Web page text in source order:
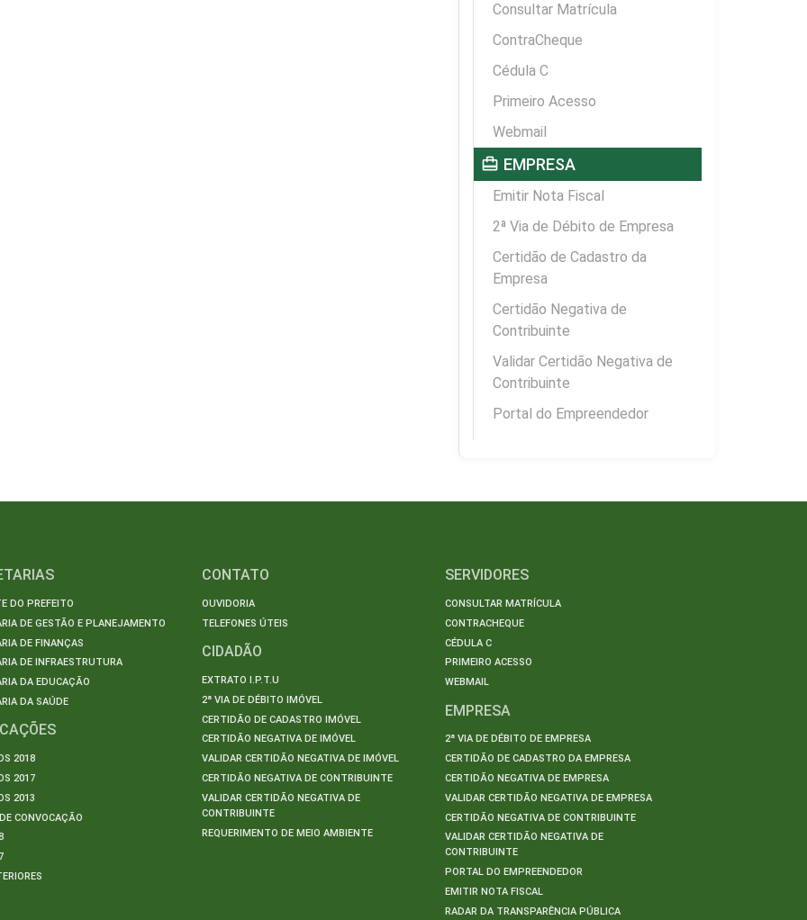
Consultar Matrícula
ContraCheque
Cédula C
Primeiro Acesso
Webmail
card_travel EMPRESA
Emitir Nota Fiscal
2ª Via de Débito de Empresa
Certidão de Cadastro da
Empresa
Certidão Negativa de
Contribuinte
Validar Certidão Negativa de
Contribuinte
Portal do Empreendedor
DO PREFEITO
DE GESTÃO E PLANEJAMENTO
DE FINANÇAS
DE INFRAESTRUTURA
DA EDUCAÇÃO
DA SAÚDE
2018
2017
2013
CONVOCAÇÃO
CONTATO
OUVIDORIA
TELEFONES ÚTEIS
CIDADÃO
EXTRATO I.P.T.U
2ª VIA DE DÉBITO IMÓVEL
CERTIDÃO DE CADASTRO IMÓVEL
CERTIDÃO NEGATIVA DE IMÓVEL
VALIDAR CERTIDÃO NEGATIVA DE IMÓVEL
CERTIDÃO NEGATIVA DE CONTRIBUINTE
VALIDAR CERTIDÃO NEGATIVA DE
CONTRIBUINTE
REQUERIMENTO DE MEIO AMBIENTE
SERVIDORES
CONSULTAR MATRÍCULA
CONTRACHEQUE
CÉDULA C
PRIMEIRO ACESSO
WEBMAIL
EMPRESA
2ª VIA DE DÉBITO DE EMPRESA
CERTIDÃO DE CADASTRO DA EMPRESA
CERTIDÃO NEGATIVA DE EMPRESA
VALIDAR CERTIDÃO NEGATIVA DE EMPRESA
CERTIDÃO NEGATIVA DE CONTRIBUINTE
VALIDAR CERTIDÃO NEGATIVA DE
CONTRIBUINTE
PORTAL DO EMPREENDEDOR
EMITIR NOTA FISCAL
RADAR DA TRANSPARÊNCIA PÚBLICA